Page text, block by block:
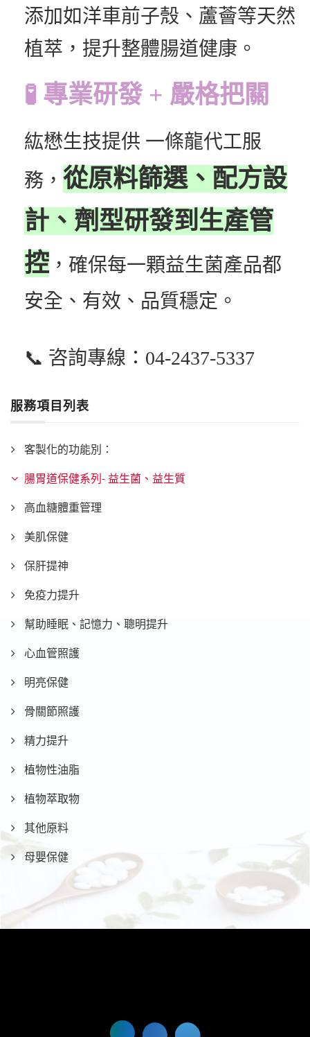
添加如洋車前子殼、蘆薈等天然
植萃，提升整體腸道健康。
🧪 專業研發 + 嚴格把關
紘懋生技提供 一條龍代工服
務， 從原料篩選、配方設
計、劑型研發到生產管
控 ，確保每一顆益生菌產品都
安全、有效、品質穩定。
📞 咨詢專線：04-2437-5337
服務項目列表
客製化的功能別：
腸胃道保健系列- 益生菌、益生質
高血糖體重管理
美肌保健
保肝提神
免疫力提升
幫助睡眠、記憶力、聰明提升
心血管照護
明亮保健
骨關節照護
精力提升
植物性油脂
植物萃取物
其他原料
母嬰保健